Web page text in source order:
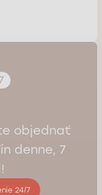
objednať
denne, 7
24/7